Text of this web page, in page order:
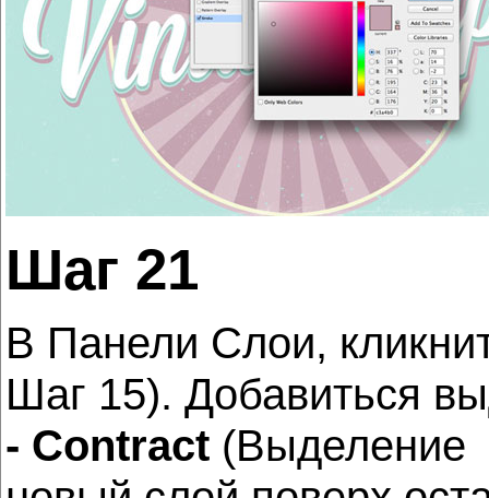
Шаг 21
В Панели Слои,
Шаг 15). Добавиться
- Contract (Выделение